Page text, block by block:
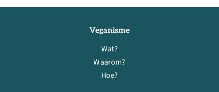
Veganisme
Wat?
Waarom?
Hoe?